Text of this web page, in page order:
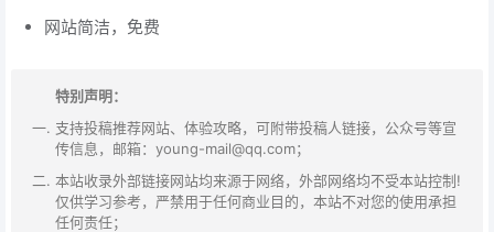
网站简洁，免费
特别声明：
支持投稿推荐网站、体验攻略，可附带投稿人链接，公众号等宣
传信息，邮箱：young-mail@qq.com；
本站收录外部链接网站均来源于网络，外部网络均不受本站控制!
仅供学习参考，严禁用于任何商业目的，本站不对您的使用承担
任何责任；